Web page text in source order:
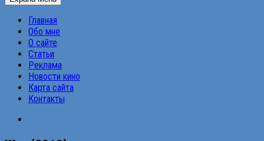
Главная
Обо мне
О сайте
Статьи
Реклама
Новости кино
Карта сайта
Контакты